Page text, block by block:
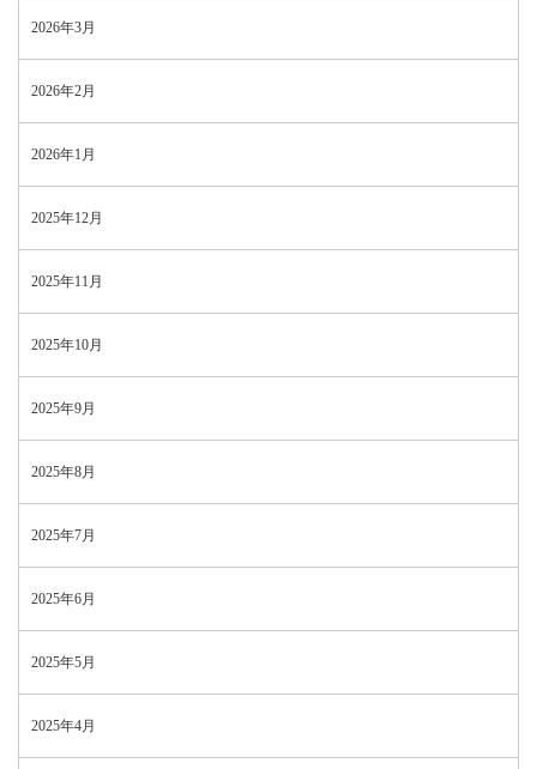
2026年3月
2026年2月
2026年1月
2025年12月
2025年11月
2025年10月
2025年9月
2025年8月
2025年7月
2025年6月
2025年5月
2025年4月